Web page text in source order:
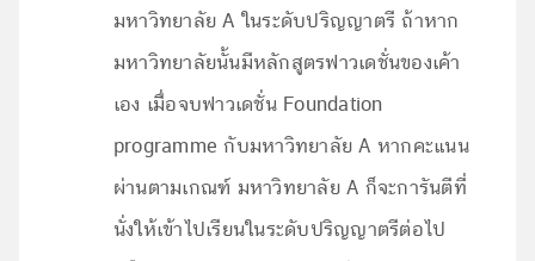
มหาวิทยาลัย A ในระดับปริญญาตรี ถ้าหาก
มหาวิทยาลัยนั้นมีหลักสูตรฟาวเดชั่นของเค้า
เอง เมื่อจบฟาวเดชั่น Foundation
programme กับมหาวิทยาลัย A หากคะแนน
ผ่านตามเกณฑ์ มหาวิทยาลัย A ก็จะการันตีที่
นั่งให้เข้าไปเรียนในระดับปริญญาตรีต่อไป